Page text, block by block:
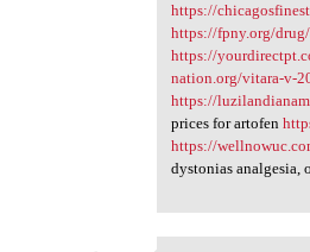
https://
https://fpny.org/
https://
nation.org/vitara-v-
https://
prices for artofen
https://
dystonias analgesia,